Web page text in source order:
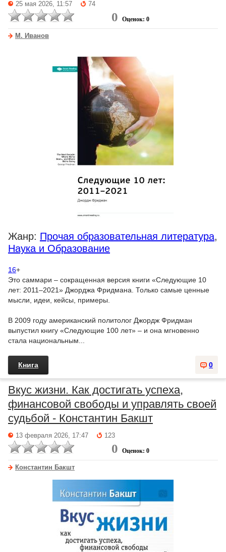
25 мая 2026, 11:57 74
0 Оценок: 0
М. Иванов
Жанр: Прочая образовательная литература,
Наука и Образование
16+
Это саммари – сокращенная версия книги «Следующие 10
лет: 2011–2021» Джорджа Фридмана. Только самые ценные
мысли, идеи, кейсы, примеры.
В 2009 году американский политолог Джордж Фридман
выпустил книгу «Следующие 100 лет» – и она мгновенно
стала национальным...
0
Книга
Вкус жизни. Как достигать успеха,
финансовой свободы и управлять своей
судьбой - Константин Бакшт
13 февраля 2026, 17:47 123
0 Оценок: 0
Константин Бакшт